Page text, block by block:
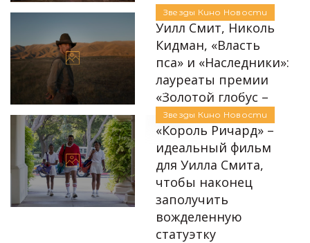
Звезды Кино Новости
Уилл Смит, Николь
Кидман, «Власть
пса» и «Наследники»:
лауреаты премии
«Золотой глобус –
2022»
10.01.2022
Автор: Алла Крапивьянова
Звезды Кино Новости
«Король Ричард» –
идеальный фильм
для Уилла Смита,
чтобы наконец
заполучить
вожделенную
статуэтку
Алла Крапивьянова